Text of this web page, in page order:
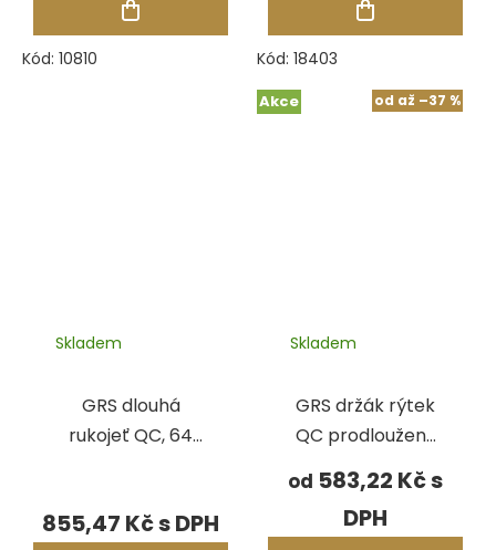
Kód: 10810 Kód: 18403
GRS dlouhá
rukojeť QC, 64
Skladem
855,47 Kč
Akce od až –37 %
GRS držák rýtek
QC prodloužený
pro pr. 3,45 mm
Skladem
od 583,22 Kč